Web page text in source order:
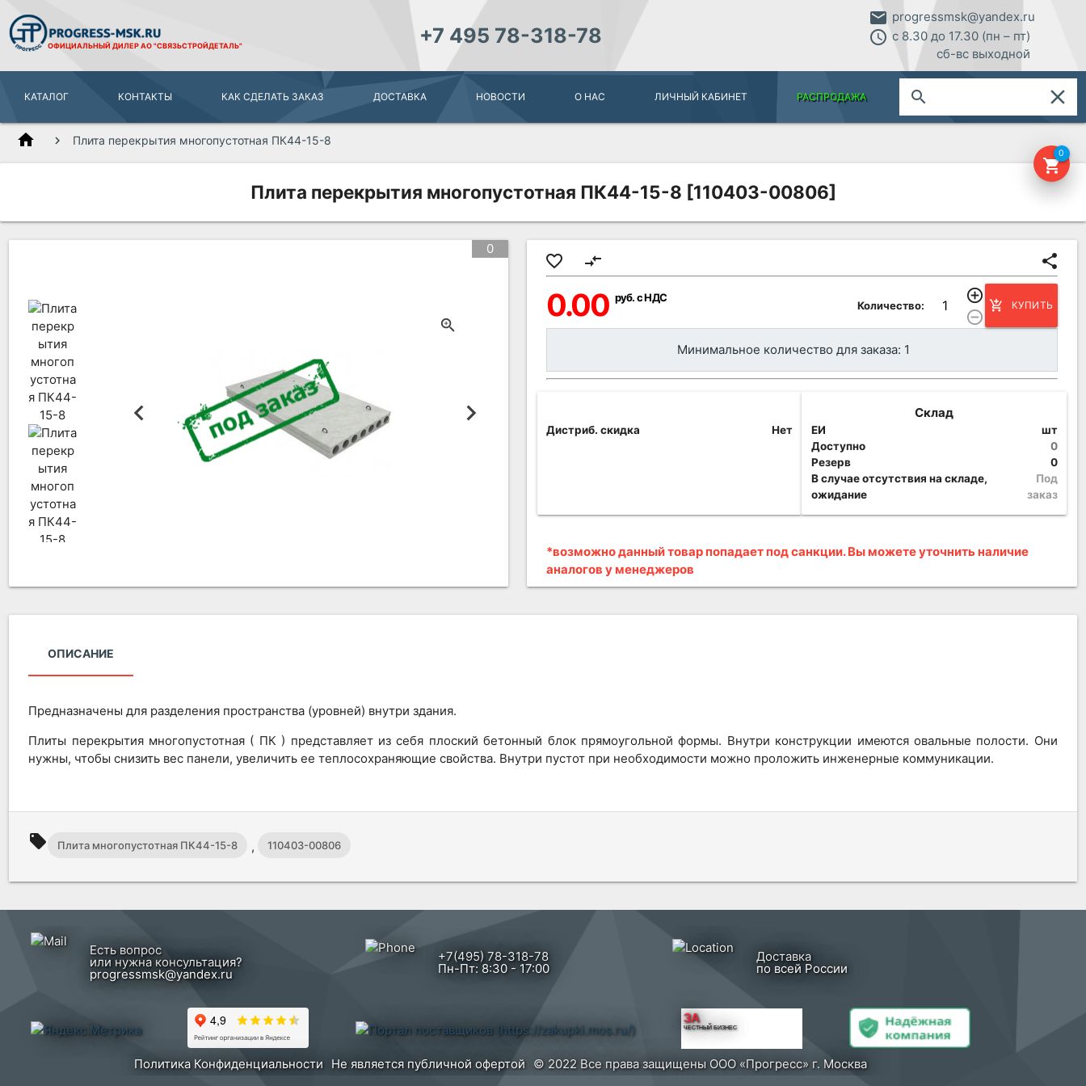
ОФИЦИАЛЬНЫЙ ДИЛЕРАО "СВЯЗЬСТРОЙДЕТАЛЬ" +7 495 78-318-78
email progressmsk@yandex.ru
access_time с 8.30 до 17.30 (пн – пт)
сб-вс выходной
КАТАЛОГ КОНТАКТЫ КАК СДЕЛАТЬ ЗАКАЗ ДОСТАВКА НОВОСТИ О НАС ЛИЧНЫЙ КАБИНЕТ РАСПРОДАЖА search close
shopping_cart
0
home Плита перекрытия многопустотная ПК44-15-8
Плита перекрытия многопустотная ПК44-15-8 [110403-00806]
0
favorite_border compare_arrows share
0.00 руб. с НДС
Количество:
add_circle_outline
remove_circle_outline
add_shopping_cart КУПИТЬ
Минимальное количество для заказа: 1
Дистриб. скидка Нет
Склад
ЕИ
шт
Доступно
0
Резерв
0
В случае отсутствия на складе,
ожидание
Под
заказ
*возможно данный товар попадает под санкции. Вы можете уточнить наличие
аналогов у менеджеров
ОПИСАНИЕ
Предназначены для разделения пространства (уровней) внутри здания.
Плиты перекрытия многопустотная ( ПК ) представляет из себя плоский бетонный блок прямоугольной формы. Внутри конструкции имеются овальные полости. Они
нужны, чтобы снизить вес панели, увеличить ее теплосохраняющие свойства. Внутри пустот при необходимости можно проложить инженерные коммуникации.
local_offer Плита многопустотная ПК44-15-8 , 110403-00806
Есть вопрос
или нужна консультация?
progressmsk@yandex.ru
+7(495) 78-318-78
Пн-Пт: 8:30 - 17:00
Доставка
по всей России
ЗА
ЧЕСТНЫЙ БИЗНЕС
Политика Конфиденциальности Не является публичной офертой © 2022 Все права защищены ООО «Прогресс» г. Москва